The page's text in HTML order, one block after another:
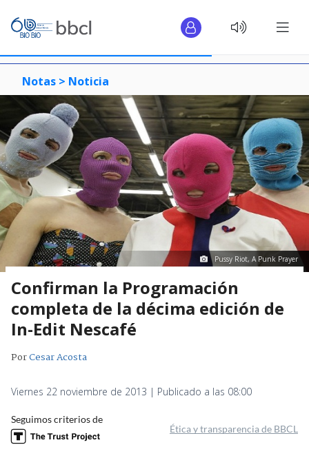
Notas > Noticia
Pussy Riot, A Punk Prayer
Confirman la Programación
completa de la décima edición de
In-Edit Nescafé
PorCesar Acosta
Viernes 22 noviembre de 2013 | Publicado a las 08:00
Seguimos criterios de
Ética y transparencia de BBCL